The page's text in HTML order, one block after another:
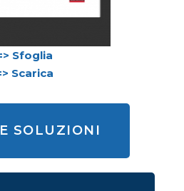
Sfoglia
Scarica
SOLUZIONI